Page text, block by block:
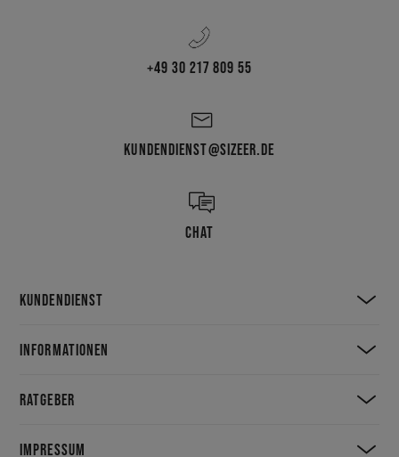
+49 30 217 809 55
KUNDENDIENST@SIZEER.DE
CHAT
KUNDENDIENST
INFORMATIONEN
RATGEBER
IMPRESSUM